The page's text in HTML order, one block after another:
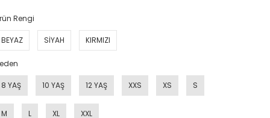
Rengi
BEYAZ SİYAH KIRMIZI
8 YAŞ 10 YAŞ 12 YAŞ XXS XS S
M L XL XXL